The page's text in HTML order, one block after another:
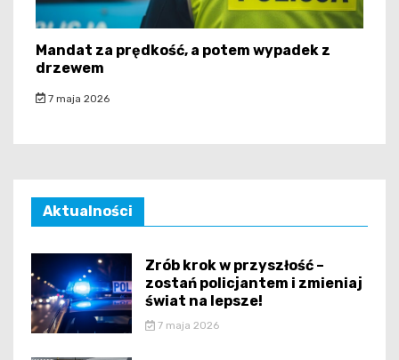
Mandat za prędkość, a potem wypadek z
drzewem
7 maja 2026
Aktualności
Zrób krok w przyszłość –
zostań policjantem i zmieniaj
świat na lepsze!
7 maja 2026